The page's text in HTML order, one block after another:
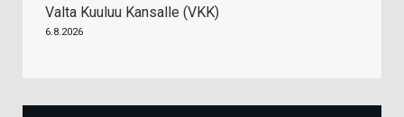
Valta Kuuluu Kansalle (VKK)
6.8.2026